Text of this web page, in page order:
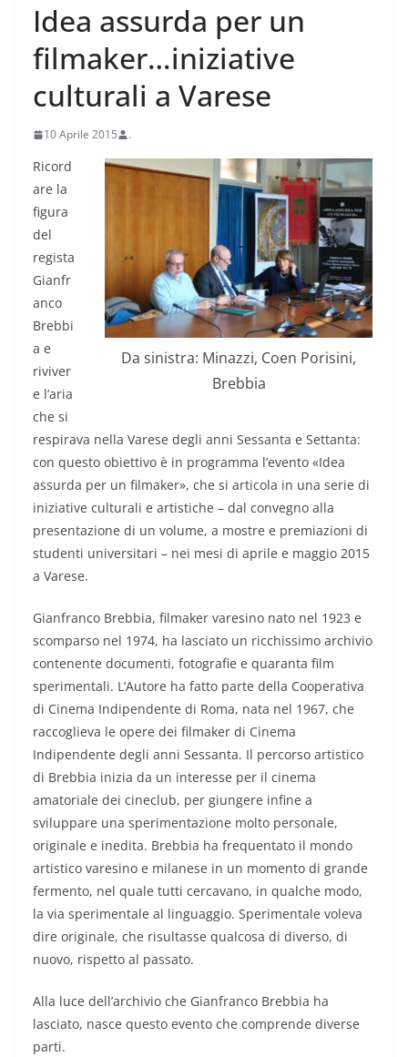
Idea assurda per un
filmaker…iniziative
culturali a Varese
10 Aprile 2015 .
Da sinistra: Minazzi, Coen Porisini,
Brebbia
Ricord
are la
figura
del
regista
Gianfr
anco
Brebbi
a e
riviver
e l’aria
che si
respirava nella Varese degli anni Sessanta e Settanta:
con questo obiettivo è in programma l’evento «Idea
assurda per un filmaker», che si articola in una serie di
iniziative culturali e artistiche – dal convegno alla
presentazione di un volume, a mostre e premiazioni di
studenti universitari – nei mesi di aprile e maggio 2015
a Varese.
Gianfranco Brebbia, filmaker varesino nato nel 1923 e
scomparso nel 1974, ha lasciato un ricchissimo archivio
contenente documenti, fotografie e quaranta film
sperimentali. L’Autore ha fatto parte della Cooperativa
di Cinema Indipendente di Roma, nata nel 1967, che
raccoglieva le opere dei filmaker di Cinema
Indipendente degli anni Sessanta. Il percorso artistico
di Brebbia inizia da un interesse per il cinema
amatoriale dei cineclub, per giungere infine a
sviluppare una sperimentazione molto personale,
originale e inedita. Brebbia ha frequentato il mondo
artistico varesino e milanese in un momento di grande
fermento, nel quale tutti cercavano, in qualche modo,
la via sperimentale al linguaggio. Sperimentale voleva
dire originale, che risultasse qualcosa di diverso, di
nuovo, rispetto al passato.
Alla luce dell’archivio che Gianfranco Brebbia ha
lasciato, nasce questo evento che comprende diverse
parti.